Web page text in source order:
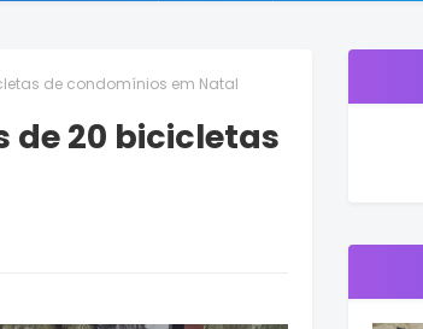
de condomínios em Natal
de 20 bicicletas